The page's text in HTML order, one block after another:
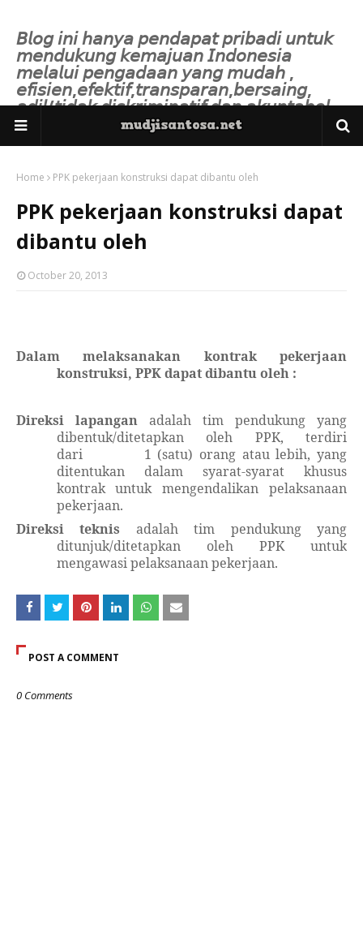
𝘉𝘭𝘰𝘨 𝘪𝘯𝘪 𝘩𝘢𝘯𝘺𝘢 𝘱𝘦𝘯𝘥𝘢𝘱𝘢𝘵 𝘱𝘳𝘪𝘣𝘢𝘥𝘪 𝘶𝘯𝘵𝘶𝘬
𝘮𝘦𝘯𝘥𝘶𝘬𝘶𝘯𝘨 𝘬𝘦𝘮𝘢𝘫𝘶𝘢𝘯 𝘐𝘯𝘥𝘰𝘯𝘦𝘴𝘪𝘢
𝘮𝘦𝘭𝘢𝘭𝘶𝘪 𝘱𝘦𝘯𝘨𝘢𝘥𝘢𝘢𝘯 𝘺𝘢𝘯𝘨 𝘮𝘶𝘥𝘢𝘩 ,
𝘦𝘧𝘪𝘴𝘪𝘦𝘯,𝘦𝘧𝘦𝘬𝘵𝘪𝘧,𝘵𝘳𝘢𝘯𝘴𝘱𝘢𝘳𝘢𝘯,𝘣𝘦𝘳𝘴𝘢𝘪𝘯𝘨,
𝘢𝘥𝘪𝘭/𝘵𝘪𝘥𝘢𝘬 𝘥𝘪𝘴𝘬𝘳𝘪𝘮𝘪𝘯𝘢𝘵𝘪𝘧 𝘥𝘢𝘯 𝘢𝘬𝘶𝘯𝘵𝘢𝘣𝘦𝘭.
Home PPK pekerjaan konstruksi dapat dibantu oleh
PPK pekerjaan konstruksi dapat
dibantu oleh
October 20, 2013
Dalam melaksanakan kontrak pekerjaan
konstruksi, PPK dapat dibantu oleh :
Direksi lapangan adalah tim pendukung yang
dibentuk/ditetapkan oleh PPK, terdiri
dari
1 (satu) orang atau lebih, yang
ditentukan dalam syarat-syarat khusus
kontrak untuk mengendalikan pelaksanaan
pekerjaan.
Direksi teknis adalah tim pendukung yang
ditunjuk/ditetapkan oleh PPK untuk
mengawasi pelaksanaan pekerjaan.
POST A COMMENT
0 Comments